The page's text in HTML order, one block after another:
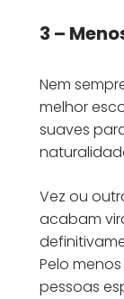
3 –
Nem
melhor
suaves
Vez ou
acabam
Pelo
pessoas